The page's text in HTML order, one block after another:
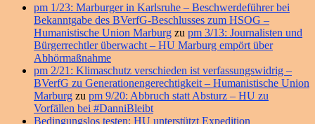
pm 1/23: Marburger in Karlsruhe – Beschwerdeführer bei
Bekanntgabe des BVerfG-Beschlusses zum HSOG –
Humanistische Union Marburg zu pm 3/13: Journalisten und
Bürgerrechtler überwacht – HU Marburg empört über
Abhörmaßnahme
pm 2/21: Klimaschutz verschieden ist verfassungswidrig –
BVerfG zu Generationengerechtigkeit – Humanistische Union
Marburg zu pm 9/20: Abbruch statt Absturz – HU zu
Vorfällen bei #DanniBleibt
Bedingungslos testen: HU unterstützt Expedition